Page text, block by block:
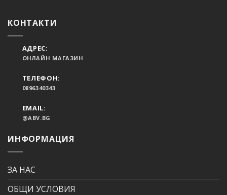
КОНТАКТИ
АДРЕС:
ОНЛАЙН МАГАЗИН
ТЕЛЕФОН:
0896340343
EMAIL:
@ABV.BG
ИНФОРМАЦИЯ
ЗА НАС
ОБЩИ УСЛОВИЯ